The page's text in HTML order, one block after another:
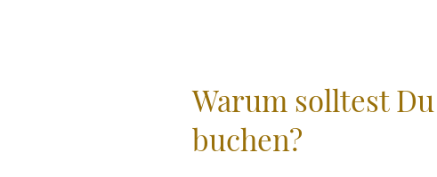
Warum solltest
buchen?